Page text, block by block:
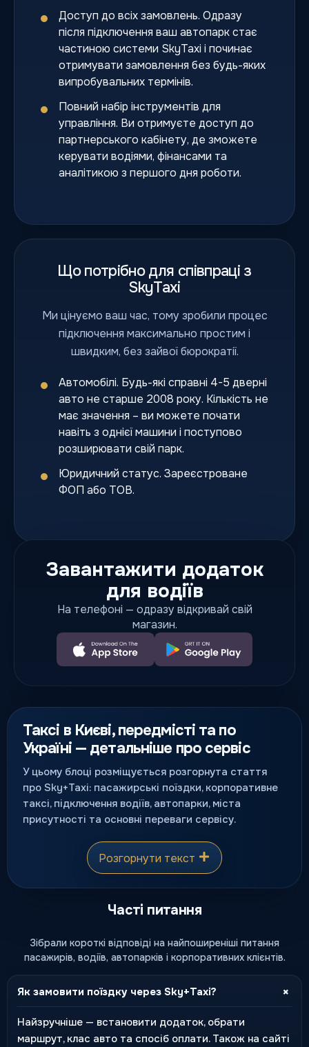
Доступ до всіх замовлень. Одразу
після підключення ваш автопарк стає
частиною системи SkyTaxi і починає
отримувати замовлення без будь-яких
випробувальних термінів.
Повний набір інструментів для
управління. Ви отримуєте доступ до
партнерського кабінету, де зможете
керувати водіями, фінансами та
аналітикою з першого дня роботи.
Що потрібно для співпраці з
SkyTaxi
Ми цінуємо ваш час, тому зробили процес
підключення максимально простим і
швидким, без зайвої бюрократії.
Автомобілі. Будь-які справні 4-5 дверні
авто не старше 2008 року. Кількість не
має значення – ви можете почати
навіть з однієї машини і поступово
розширювати свій парк.
Юридичний статус. Зареєстроване
ФОП або ТОВ.
Завантажити додаток
для водіїв
На телефоні — одразу відкривай свій
магазин.
Таксі в Києві, передмісті та по
Україні — детальніше про сервіс
У цьому блоці розміщується розгорнута стаття
про Sky+Taxi: пасажирські поїздки, корпоративне
таксі, підключення водіїв, автопарки, міста
присутності та основні переваги сервісу.
Розгорнути текст
Часті питання
Зібрали короткі відповіді на найпоширеніші питання
пасажирів, водіїв, автопарків і корпоративних клієнтів.
Як замовити поїздку через Sky+Taxi? +
Найзручніше — встановити додаток, обрати
маршрут, клас авто та спосіб оплати. Також на сайті